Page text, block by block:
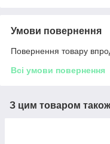
Умови повернення
Повернення товару
Всі умови повернення
З цим товаром